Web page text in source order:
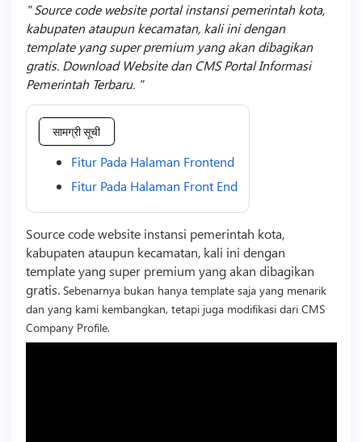
Source code website portal instansi pemerintah kota,
kabupaten ataupun kecamatan, kali ini dengan
template yang super premium yang akan dibagikan
gratis. Download Website dan CMS Portal Informasi
Pemerintah Terbaru.
सामग्री सूची
Fitur Pada Halaman Frontend
Fitur Pada Halaman Front End
Source codewebsite instansi pemerintah kota,
kabupaten ataupun kecamatan, kali ini dengan
templateyang super premium yang akan dibagikan
gratis. Sebenarnya bukan hanya templatesaja yang menarik
dan yang kami kembangkan, tetapi juga modifikasi dari CMS
Company Profile.